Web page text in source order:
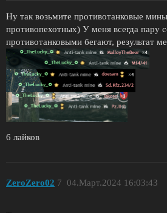
Ну так возьмите противотанковые
противопехотных) У меня всегда пару
противотанковыми бегают, результат
6 лайков
ZeroZero02 04.Март.2024 16:03:43
7